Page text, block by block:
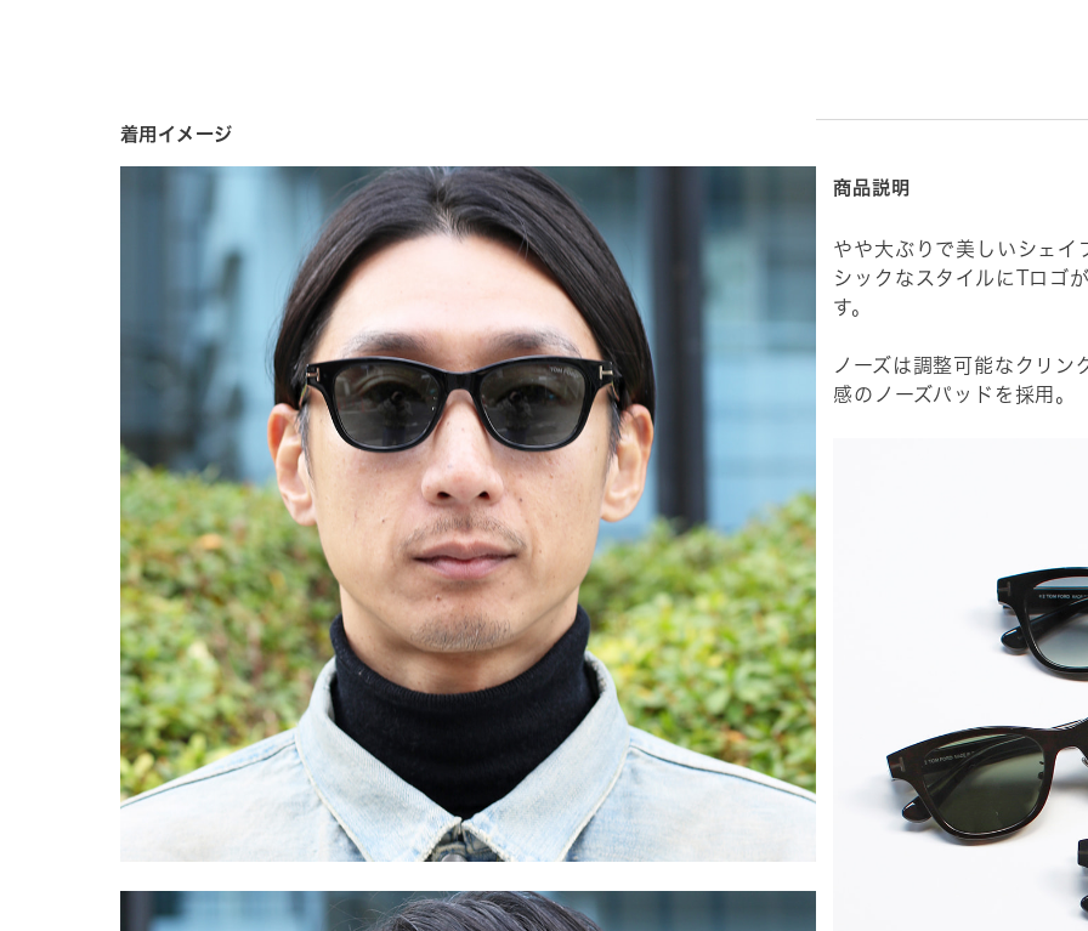
着用イメージ
商品説明
やや大ぶりで美しいシェイ
シックなスタイルにTロゴ
す。
ノーズは調整可能なクリン
感のノーズパッドを採用。